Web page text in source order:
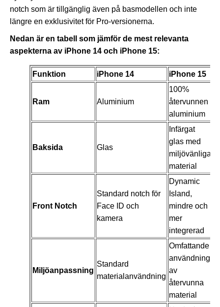
notch som är tillgänglig även på basmodellen och inte
längre en exklusivitet för Pro-versionerna.
Nedan är en tabell som jämför de mest relevanta
aspekterna av iPhone 14 och iPhone 15:
Funktion iPhone 14 iPhone 15
Ram Aluminium
100%
återvunnen
aluminium
Baksida Glas
Infärgat
glas med
miljövänliga
material
Front Notch
Standard notch för
Face ID och
kamera
Dynamic
Island,
mindre och
mer
integrerad
Miljöanpassning
Standard
materialanvändning
Omfattande
användning
av
återvunna
material